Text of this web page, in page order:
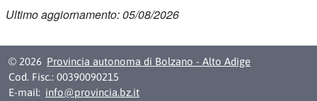
Ultimo aggiornamento: 05/08/2026
© 2026 Provincia autonoma di Bolzano - Alto Adige
Cod. Fisc.: 00390090215
E-mail: info@provincia.bz.it